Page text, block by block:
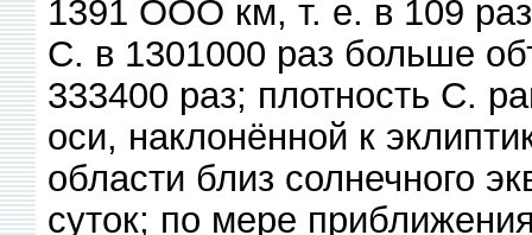
1391 ООО км, т. е. в 109
С. в 1301000 раз больше
333400 раз; плотность С.
оси, наклонённой к
области близ солнечного
суток; по мере